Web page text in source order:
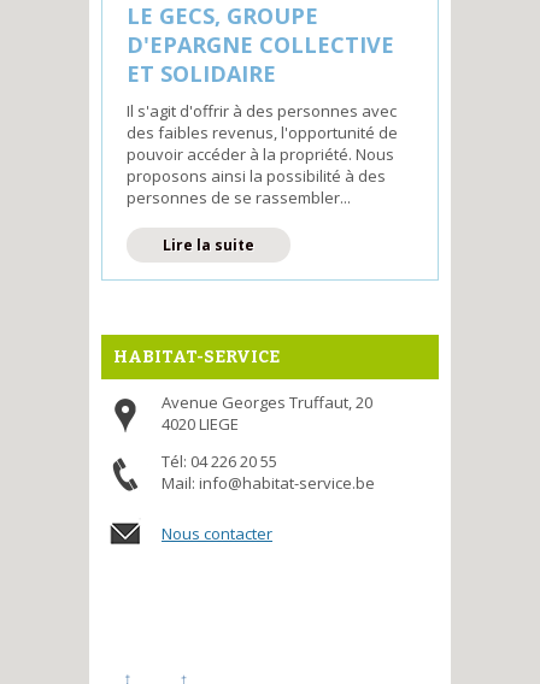
LE GECS, GROUPE
D'EPARGNE COLLECTIVE
ET SOLIDAIRE
Il s'agit d'offrir à des personnes avec
des faibles revenus, l'opportunité de
pouvoir accéder à la propriété. Nous
proposons ainsi la possibilité à des
personnes de se rassembler...
Lire la suite de Le GECS, Groupe
d'Epargne Collective et
Solidaire
HABITAT-SERVICE
Avenue Georges Truffaut, 20
4020 LIEGE
Tél: 04 226 20 55
Mail: info@habitat-service.be
Nous contacter